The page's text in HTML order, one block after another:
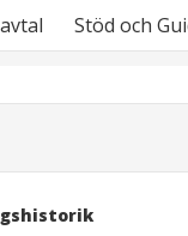
Stöd och